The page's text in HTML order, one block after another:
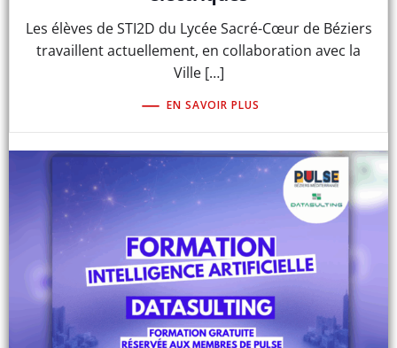
Les élèves de STI2D du Lycée Sacré-Cœur de Béziers
travaillent actuellement, en collaboration avec la
Ville […]
EN SAVOIR PLUS